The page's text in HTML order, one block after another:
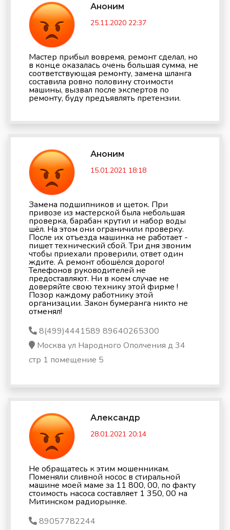
Аноним
25.11.2020 22:37
Мастер прибыл вовремя, ремонт сделал, но
в конце оказалась очень большая сумма, не
соответствующая ремонту, замена шланга
составила ровно половину стоимости
машины, вызвал после экспертов по
ремонту, буду предъявлять претензии.
Аноним
15.01.2021 18:18
Замена подшипников и щеток. При
привозе из мастерской была небольшая
проверка, барабан крутил и набор воды
шёл. На этом они ограничили проверку.
После их отъезда машинка не работает -
пишет технический сбой. Три дня звоним
чтобы приехали проверили, ответ один
ждите. А ремонт обошёлся дорого!
Телефонов руководителей не
предоставляют. Ни в коем случае не
доверяйте свою технику этой фирме !
Позор каждому работнику этой
организации. Закон бумеранга никто не
отменял!
8(499)4441589 89640265300
Москва ул Народного Ополчения д 34
стр 1 помещение 5
Александр
28.01.2021 20:14
Не обращатесь к этим мошенникам.
Поменяли сливной носос в стиральной
машине моей маме за 11 800, 00, по факту
стоимость насоса составляет 1 350, 00 на
Митинском радиорынке.
89057782244